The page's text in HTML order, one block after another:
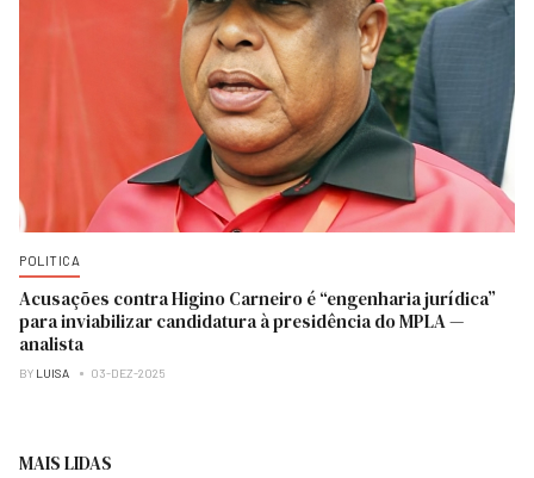
POLITICA
Acusações contra Higino Carneiro é “engenharia jurídica”
para inviabilizar candidatura à presidência do MPLA —
analista
BY LUISA 03-DEZ-2025
MAIS LIDAS